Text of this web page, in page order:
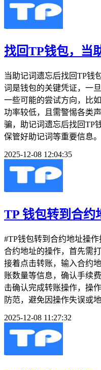
找回TP钱包，当
当助记词遗忘后找回TP钱
词是钱包的关键凭证，一
一些可能的尝试方向，比
功率较低，且需警惕各类
骗，助记词遗忘后找回TP
保管好助记词等重要信息
2025-12-08 12:04:35
TP 钱包转到合约
#TP钱包转到合约地址操
合约地址的操作，首先需
接着点击转账，输入合约
账数量等信息，确认手续
击确认完成转账操作，操
防范，避免因操作失误或
2025-12-08 11:27:32